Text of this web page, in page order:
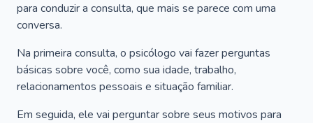
para conduzir a consulta, que mais se parece com uma
conversa.
Na primeira consulta, o psicólogo vai fazer perguntas
básicas sobre você, como sua idade, trabalho,
relacionamentos pessoais e situação familiar.
Em seguida, ele vai perguntar sobre seus motivos para